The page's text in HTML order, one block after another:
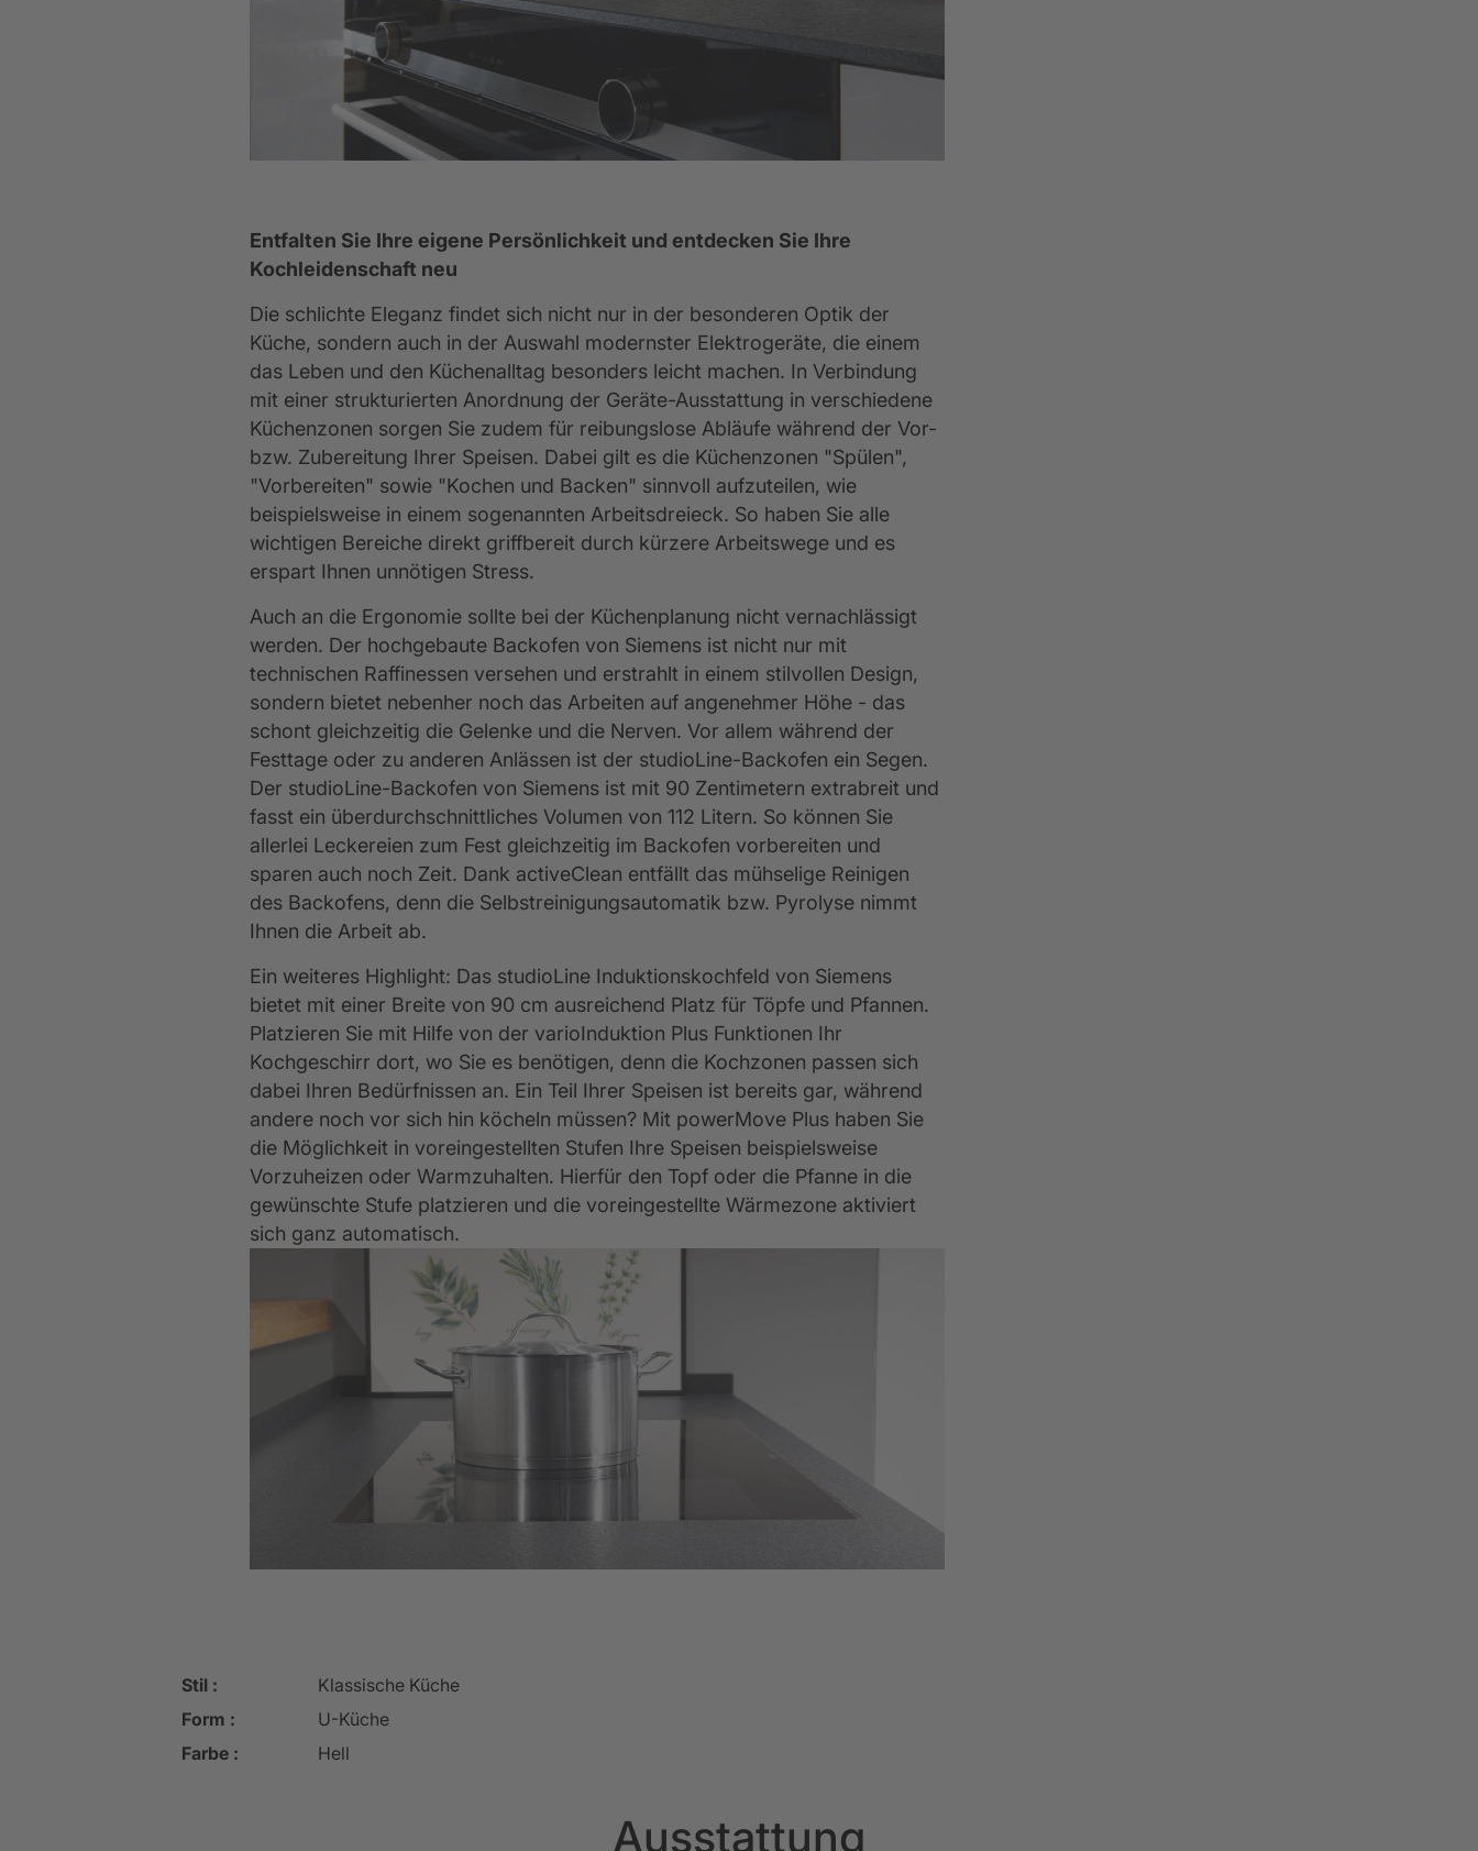
Entfalten Sie Ihre eigene Persönlichkeit und entdecken Sie Ihre
Kochleidenschaft neu
Die schlichte Eleganz findet sich nicht nur in der besonderen Optik der
Küche, sondern auch in der Auswahl modernster Elektrogeräte, die einem
das Leben und den Küchenalltag besonders leicht machen. In Verbindung
mit einer strukturierten Anordnung der Geräte-Ausstattung in verschiedene
Küchenzonen sorgen Sie zudem für reibungslose Abläufe während der Vor-
bzw. Zubereitung Ihrer Speisen. Dabei gilt es die Küchenzonen "Spülen",
"Vorbereiten" sowie "Kochen und Backen" sinnvoll aufzuteilen, wie
beispielsweise in einem sogenannten Arbeitsdreieck. So haben Sie alle
wichtigen Bereiche direkt griffbereit durch kürzere Arbeitswege und es
erspart Ihnen unnötigen Stress.
Auch an die Ergonomie sollte bei der Küchenplanung nicht vernachlässigt
werden. Der hochgebaute Backofen von Siemens ist nicht nur mit
technischen Raffinessen versehen und erstrahlt in einem stilvollen Design,
sondern bietet nebenher noch das Arbeiten auf angenehmer Höhe - das
schont gleichzeitig die Gelenke und die Nerven. Vor allem während der
Festtage oder zu anderen Anlässen ist der studioLine-Backofen ein Segen.
Der studioLine-Backofen von Siemens ist mit 90 Zentimetern extrabreit und
fasst ein überdurchschnittliches Volumen von 112 Litern. So können Sie
allerlei Leckereien zum Fest gleichzeitig im Backofen vorbereiten und
sparen auch noch Zeit. Dank activeClean entfällt das mühselige Reinigen
des Backofens, denn die Selbstreinigungsautomatik bzw. Pyrolyse nimmt
Ihnen die Arbeit ab.
Ein weiteres Highlight: Das studioLine Induktionskochfeld von Siemens
bietet mit einer Breite von 90 cm ausreichend Platz für Töpfe und Pfannen.
Platzieren Sie mit Hilfe von der varioInduktion Plus Funktionen Ihr
Kochgeschirr dort, wo Sie es benötigen, denn die Kochzonen passen sich
dabei Ihren Bedürfnissen an. Ein Teil Ihrer Speisen ist bereits gar, während
andere noch vor sich hin köcheln müssen? Mit powerMove Plus haben Sie
die Möglichkeit in voreingestellten Stufen Ihre Speisen beispielsweise
Vorzuheizen oder Warmzuhalten. Hierfür den Topf oder die Pfanne in die
gewünschte Stufe platzieren und die voreingestellte Wärmezone aktiviert
sich ganz automatisch.
Stil :
Klassische Küche
Form :
U-Küche
Farbe :
Hell
Ausstattung